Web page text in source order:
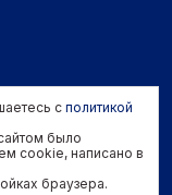
reserved.
cookie
с политикой
было
cookie, написано в
браузера.